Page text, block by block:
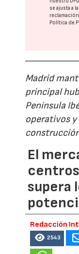
se ajusta a
Política de
Madrid
principal
Península
operativos y
El
supera
Redacción
2543